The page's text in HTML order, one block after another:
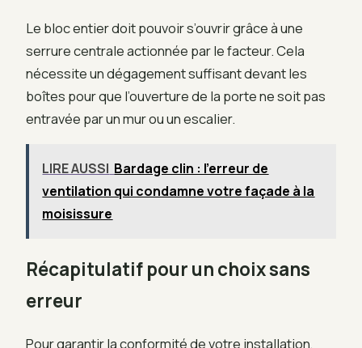
Le bloc entier doit pouvoir s’ouvrir grâce à une
serrure centrale actionnée par le facteur. Cela
nécessite un dégagement suffisant devant les
boîtes pour que l’ouverture de la porte ne soit pas
entravée par un mur ou un escalier.
LIRE AUSSI Bardage clin : l'erreur de
ventilation qui condamne votre façade à la
moisissure
Récapitulatif pour un choix sans
erreur
Pour garantir la conformité de votre installation,